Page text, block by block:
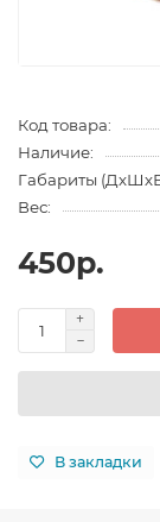
Код товара:
Наличие:
Габариты
Вес:
450р.
В закладки